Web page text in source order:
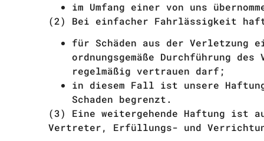
im Umfang einer von uns
(2) Bei einfacher Fahrlässigkeit
für Schäden aus der Verletzung
ordnungsgemäße Durchführung
regelmäßig vertrauen darf;
in diesem Fall ist unsere
Schaden begrenzt.
(3) Eine weitergehende Haftung ist
Vertreter, Erfüllungs- und